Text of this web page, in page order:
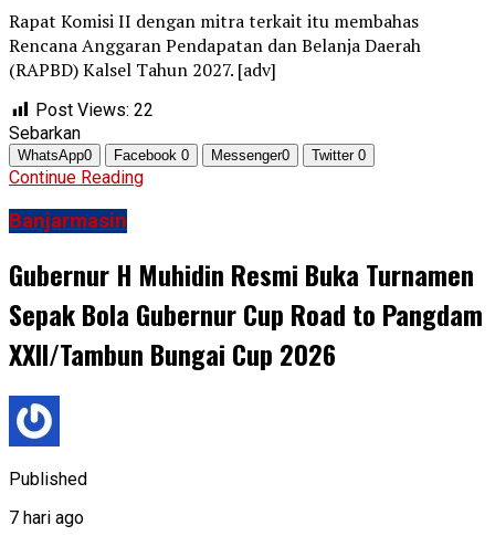
Rapat Komisi II dengan mitra terkait itu membahas
Rencana Anggaran Pendapatan dan Belanja Daerah
(RAPBD) Kalsel Tahun 2027. [adv]
Post Views: 22
Sebarkan
WhatsApp0 Facebook 0 Messenger0 Twitter 0
Continue Reading
Banjarmasin
Gubernur H Muhidin Resmi Buka Turnamen
Sepak Bola Gubernur Cup Road to Pangdam
XXII/Tambun Bungai Cup 2026
Published
7 hari ago